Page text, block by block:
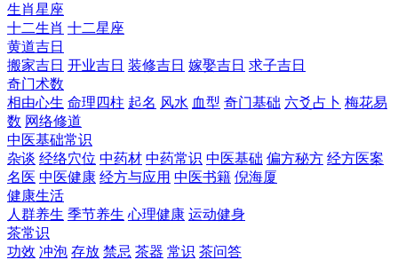
生肖星座
十二生肖 十二星座
黄道吉日
搬家吉日 开业吉日 装修吉日 嫁娶吉日 求子吉日
奇门术数
相由心生 命理四柱 起名 风水 血型 奇门基础 六爻占卜 梅花易
数 网络修道
中医基础常识
杂谈 经络穴位 中药材 中药常识 中医基础 偏方秘方 经方医案
名医 中医健康 经方与应用 中医书籍 倪海厦
健康生活
人群养生 季节养生 心理健康 运动健身
茶常识
功效 冲泡 存放 禁忌 茶器 常识 茶问答